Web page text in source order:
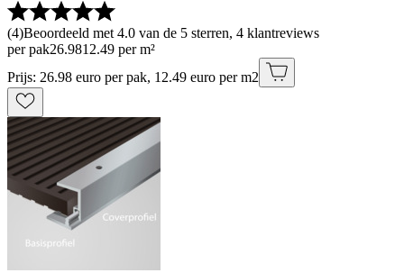
(4)Beoordeeld met 4.0 van de 5 sterren, 4 klantreviews
per pak26.9812.49 per m²
Prijs: 26.98 euro per pak, 12.49 euro per m2